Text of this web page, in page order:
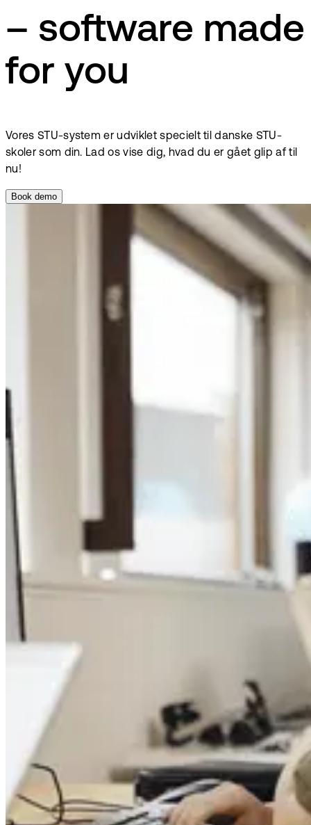
– software made
for you
Vores STU-system er udviklet specielt til danske STU-
skoler som din. Lad os vise dig, hvad du er gået glip af til
nu!
Book demo